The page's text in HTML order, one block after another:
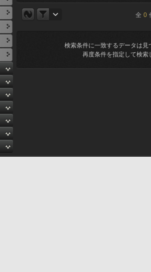
全 0
検索条件に一致するデータは見
再度条件を指定して検索